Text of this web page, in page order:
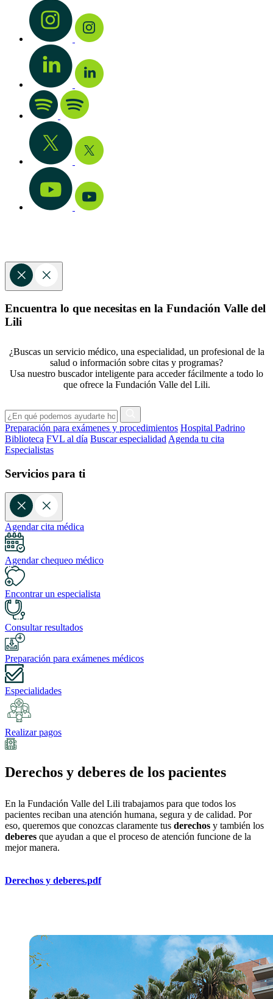
Encuentra lo que necesitas en la Fundación Valle del
Lili
¿Buscas un servicio médico, una especialidad, un profesional de la
salud o información sobre citas y programas?
Usa nuestro buscador inteligente para acceder fácilmente a todo lo
que ofrece la Fundación Valle del Lili.
Preparación para exámenes y procedimientos Hospital Padrino
Biblioteca FVL al día Buscar especialidad Agenda tu cita
Especialistas
Servicios para ti
Agendar cita médica
Agendar chequeo médico
Encontrar un especialista
Consultar resultados
Preparación para exámenes médicos
Especialidades
Realizar pagos
Derechos y deberes de los pacientes
En la Fundación Valle del Lili trabajamos para que todos los
pacientes reciban una atención humana, segura y de calidad. Por
eso, queremos que conozcas claramente tus derechos y también los
deberes que ayudan a que el proceso de atención funcione de la
mejor manera.
Derechos y deberes.pdf